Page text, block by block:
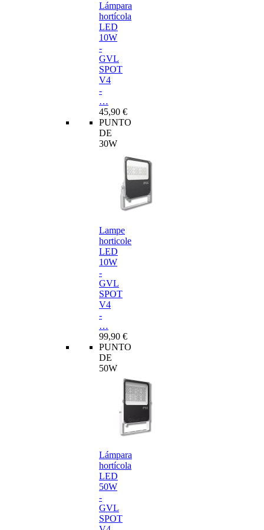
Lámpara
hortícola
LED
10W
-
GVL
SPOT
V4
-
…
45,90 €
PUNTO
DE
30W
Lampe
horticole
LED
10W
-
GVL
SPOT
V4
-
…
99,90 €
PUNTO
DE
50W
Lámpara
hortícola
LED
50W
-
GVL
SPOT